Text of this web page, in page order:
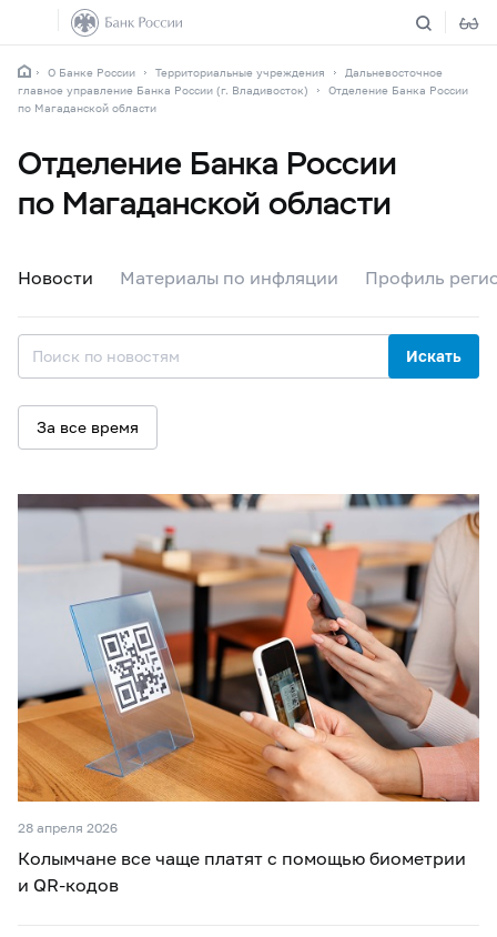
О Банке России Территориальные учреждения
Дальневосточное
главное управление Банка России (г. Владивосток)
Отделение Банка России
по Магаданской области
Отделение Банка России
по Магаданской области
Новости Материалы по инфляции Профиль
Искать
За все время
28 апреля 2026
Колымчане все чаще платят с помощью биометрии
и QR-кодов